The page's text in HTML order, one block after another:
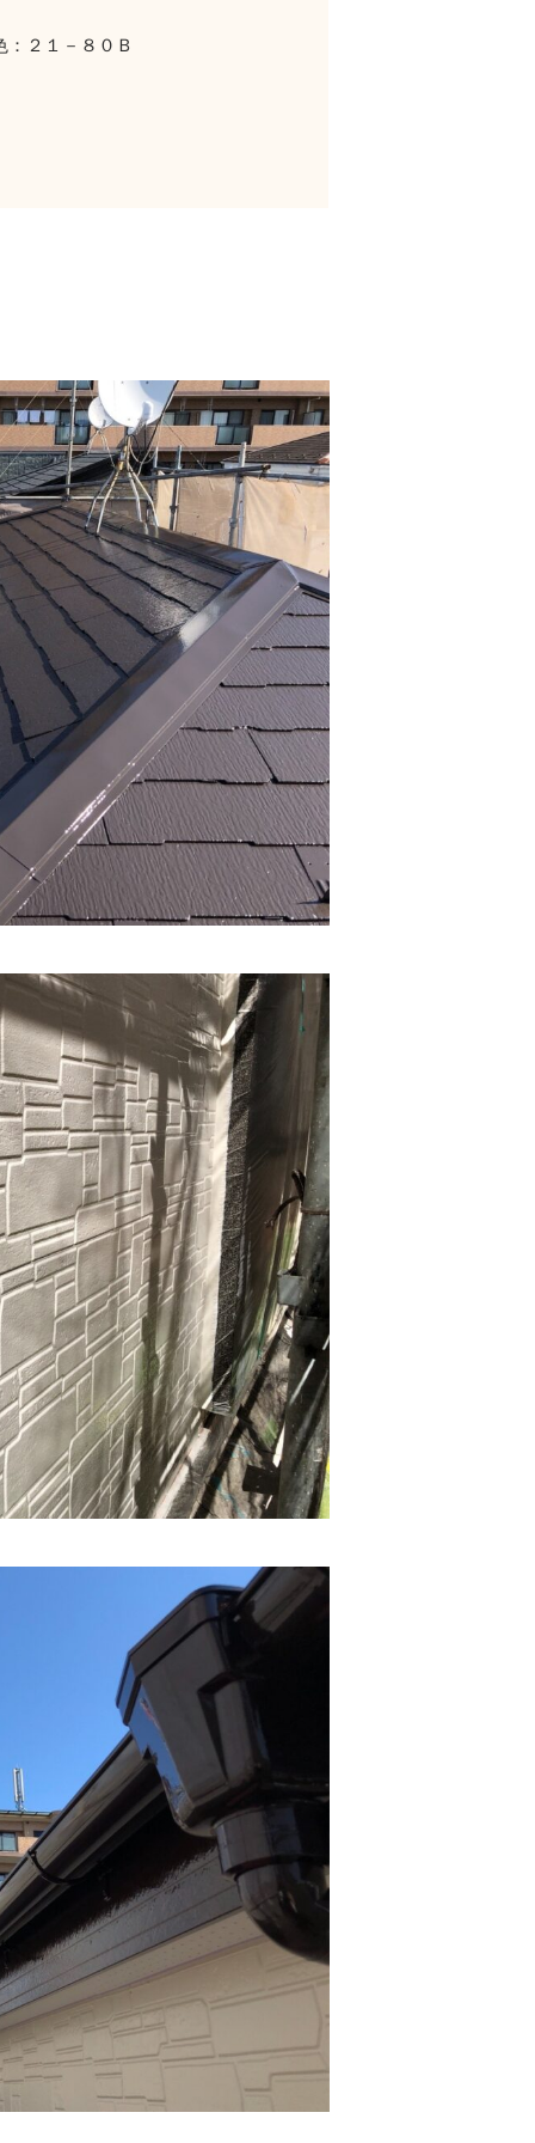
２１－８０Ｂ